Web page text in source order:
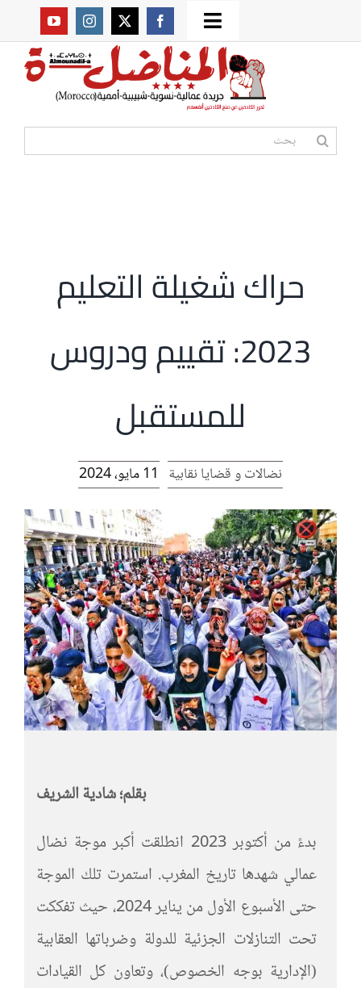
to
Toggle
Navigation
من نحن؟
افتتاحية موقع المناضل-ة
البحث
حراك شغيلة التعليم
2023: تقييم ودروس
للمستقبل
نضالات و قضايا نقابية 11 مايو، 2024
بقلم؛ شادية الشريف
بدءً من أكتوبر 2023 انطلقت أكبر موجة نضال
عمالي شهدها تاريخ المغرب. استمرت تلك الموجة
حتى الأسبوع الأول من يناير 2024، حيث تفككت
تحت التنازلات الجزئية للدولة وضرباتها العقابية
(الإدارية بوجه الخصوص)، وتعاون كل القيادات